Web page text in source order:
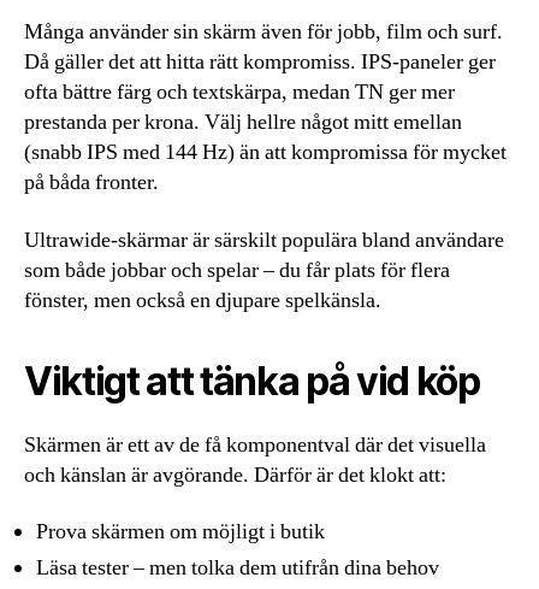
Många använder sin skärm även för jobb, film och surf.
Då gäller det att hitta rätt kompromiss. IPS-paneler ger
ofta bättre färg och textskärpa, medan TN ger mer
prestanda per krona. Välj hellre något mitt emellan
(snabb IPS med 144 Hz) än att kompromissa för mycket
på båda fronter.
Ultrawide-skärmar är särskilt populära bland användare
som både jobbar och spelar – du får plats för flera
fönster, men också en djupare spelkänsla.
Viktigt att tänka på vid köp
Skärmen är ett av de få komponentval där det visuella
och känslan är avgörande. Därför är det klokt att:
Prova skärmen om möjligt i butik
Läsa tester – men tolka dem utifrån dina behov